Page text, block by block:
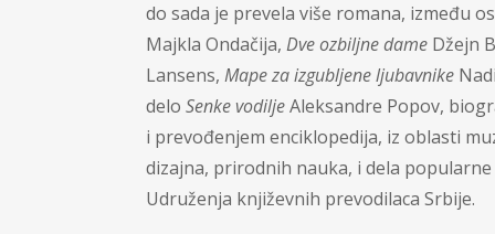
do sada je prevela više romana, između
Majkla Ondačija, Dve ozbiljne dame Džejn
Lansens, Mape za izgubljene ljubavnike
delo Senke vodiljeAleksandre Popov,
i prevođenjem enciklopedija, iz oblasti
dizajna, prirodnih nauka, i dela popularne
Udruženja književnih prevodilaca Srbije.